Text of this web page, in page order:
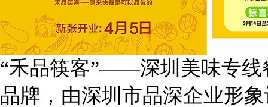
“禾品筷客”——深圳美味专线
品牌，由深圳市品深企业形